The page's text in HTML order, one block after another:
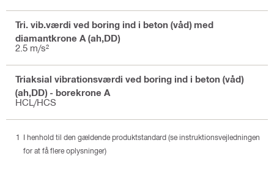
Tri. vib.værdi ved boring ind i beton (våd) med
diamantkrone A (ah,DD)
2.5 m/s²
Triaksial vibrationsværdi ved boring ind i beton (våd)
(ah,DD) - borekrone A
HCL/HCS
I henhold til den gældende produktstandard (se instruktionsvejledningen
for at få flere oplysninger)